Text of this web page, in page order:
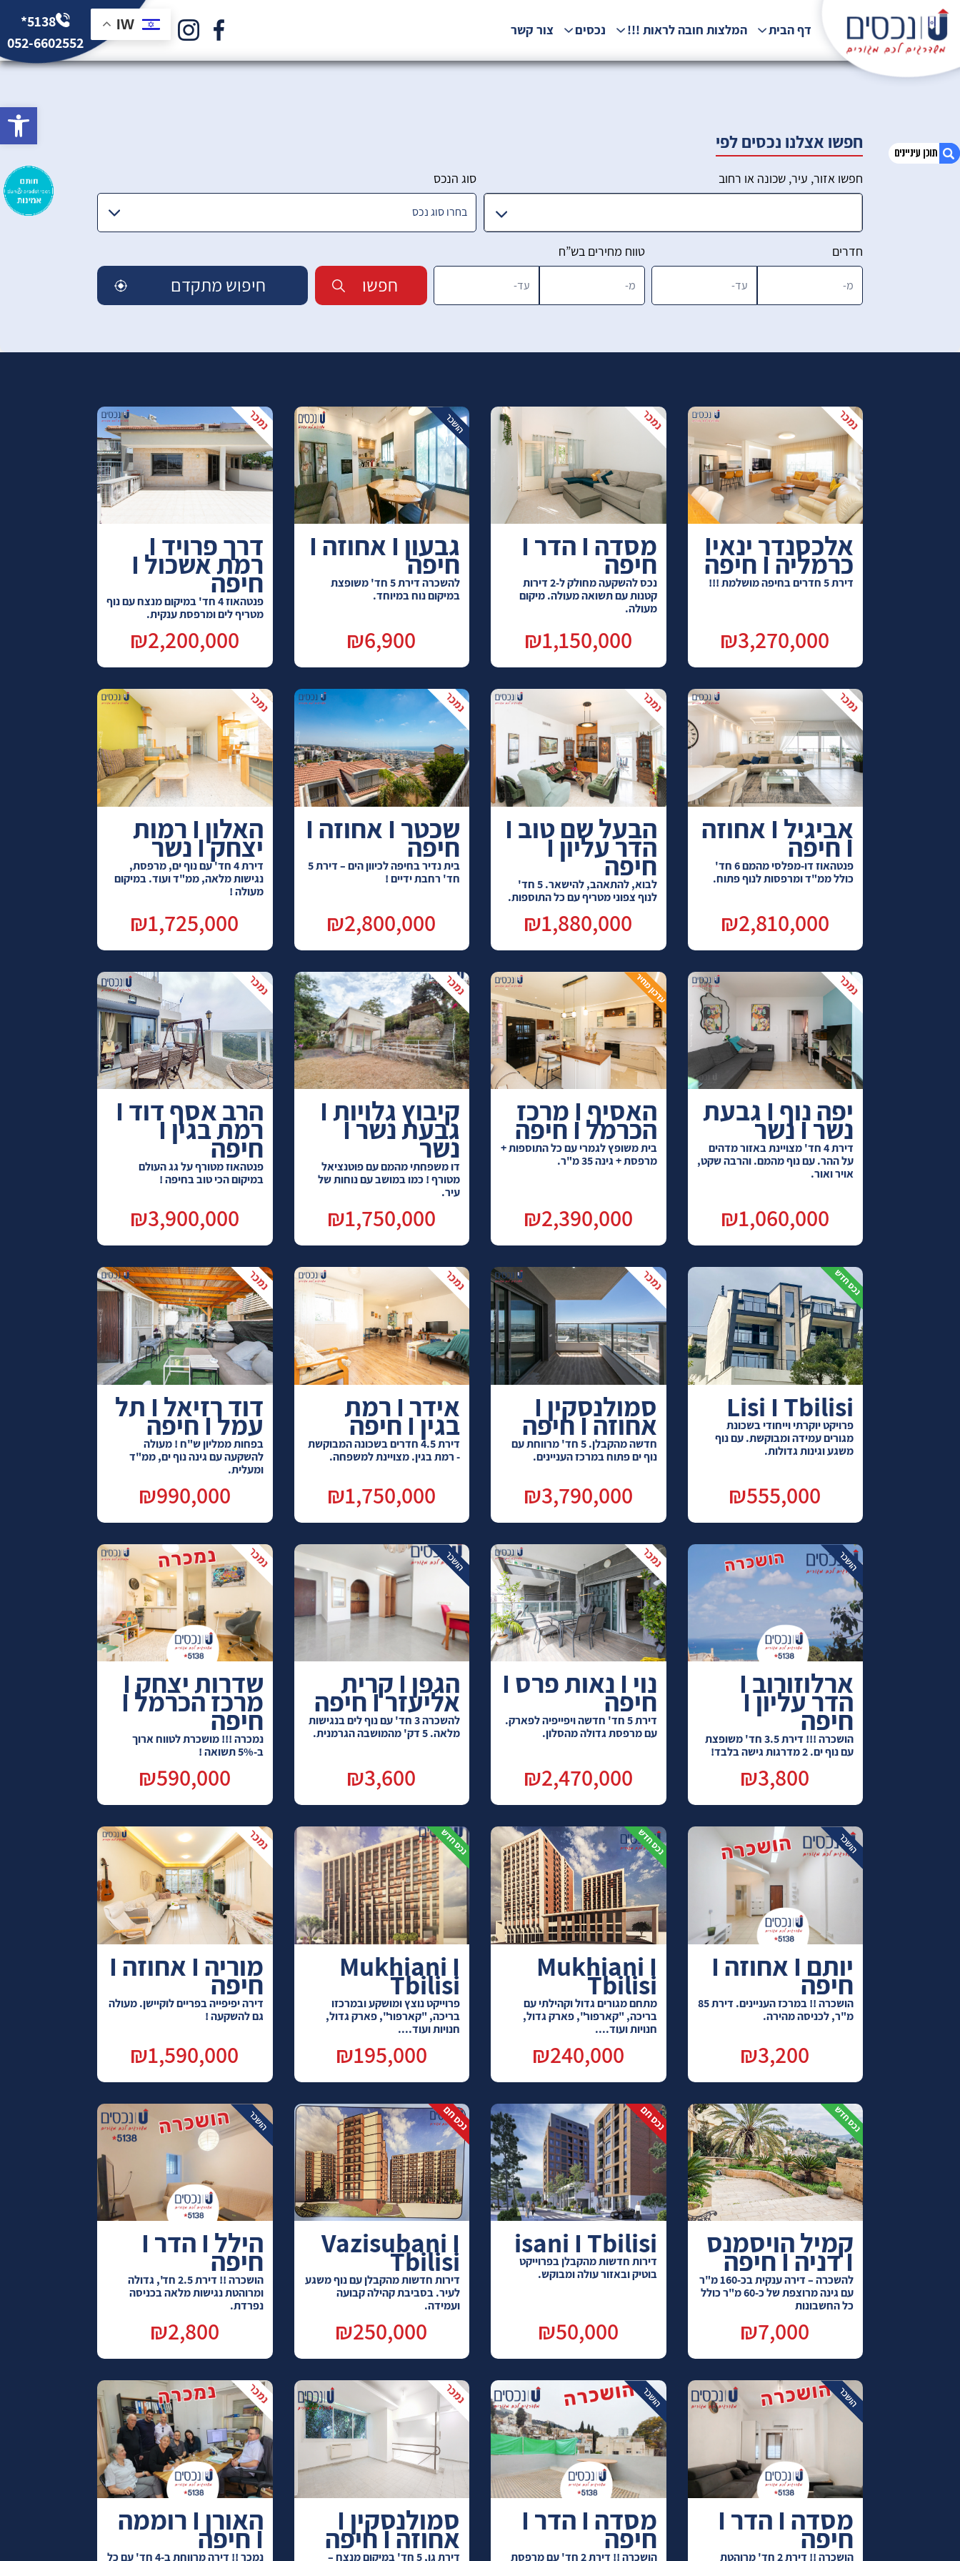
דף הבית המלצות חובה לראות !!! נכסים צור קשר IW
*5138
052-6602552
חפשו אצלנו נכסים לפי
חפשו אזור, עיר, שכונה או רחוב סוג הנכס
חדרים טווח מחירים בש”ח
חפשו חיפוש מתקדם
אלכסנדר ינאיI
כרמליה I חיפה
דירת 5 חדרים בחיפה מושלמת !!!
₪3,270,000
מסדה I הדר I
חיפה
נכס להשקעה מחולק ל-2 דירות
קטנות עם תשואה מעולה. מיקום
מעולה.
₪1,150,000
גבעון I אחוזה I
חיפה
להשכרה דירת 5 חד' משופצת
במיקום נוח במיוחד.
₪6,900
דרך פרויד I
רמת אשכול I
חיפה
פנטהאוז 4 חד' במיקום מנצח עם נוף
מטריף לים ומרפסת ענקית.
₪2,200,000
אביגיל I אחוזה
I חיפה
פנטהאוז דו-מפלסי מהמם 6 חד'
כולל ממ"ד ומרפסות לנוף פתוח.
₪2,810,000
הבעל שם טוב I
הדר עליון I
חיפה
לבוא, להתאהב, להישאר. 5 חד'
לנוף צפוני מטריף עם כל התוספות.
₪1,880,000
שכטר I אחוזה I
חיפה
בית נדיר בחיפה לכיוון הים – דירת 5
חד' רחבת ידיים !
₪2,800,000
האלון I רמות
יצחק I נשר
דירת 4 חד' עם נוף ים, מרפסת,
נגישות מלאה, ממ"ד ועוד. במיקום
מעולה !
₪1,725,000
יפה נוף I גבעת
נשר I נשר
דירת 4 חד' מצויינת באזור מדהים
על ההר. עם נוף מהמם. והרבה שקט,
אויר ואור.
₪1,060,000
האסיף I מרכז
הכרמל I חיפה
בית משופץ לגמרי עם כל התוספות +
מרפסת + גינה 35 מ"ר.
₪2,390,000
קיבוץ גלויות I
גבעת נשר I
נשר
דו משפחתי מהמם עם פוטנציאל
מטורף ! כמו במושב עם נוחות של
עיר.
₪1,750,000
הרב אסף דוד I
רמת בגין I
חיפה
פנטהאוז מטורף על גג העולם
במיקום הכי טוב בחיפה !
₪3,900,000
Lisi I Tbilisi
פרויקט יוקרתי וייחודי בשכונת
מגורים עמידה ומבוקשת. עם נוף
משגע וגינות גדולות.
₪555,000
סמולנסקין I
אחוזה I חיפה
חדשה מהקבלן. 5 חד' מרווחת עם
נוף ים פתוח במרכז העניינים.
₪3,790,000
אידר I רמת
בגין I חיפה
דירת 4.5 חדרים בשכונה המבוקשת
- רמת בגין. מצויינת למשפחה.
₪1,750,000
דוד רזיאל I תל
עמל I חיפה
בפחות ממליון ש"ח ! מעולה
להשקעה עם גינה נוף ים, ממ"ד
ומעלית.
₪990,000
ארלוזורוב I
הדר עליון I
חיפה
הושכרה !!! דירת 3.5 חד' משופצת
עם נוף ים. 2 מדרגות גישה בלבד!
₪3,800
נוי I נאות פרס I
חיפה
דירת 5 חד' חדשה ויפייפיה לפארק.
עם מרפסת גדולה מהסלון.
₪2,470,000
הגפן I קרית
אליעזר I חיפה
להשכרה 3 חד' עם נוף לים בנגישות
מלאה. 5 דק' מהמושבה הגרמנית.
₪3,600
שדרות יצחק I
מרכז הכרמל I
חיפה
נמכרה !!! מושכרת לטווח ארוך
ב-5% תשואה !
₪590,000
יותם I אחוזה I
חיפה
הושכרה !! במרכז העניינים. דירת 85
מ"ר, לכניסה מהירה.
₪3,200
Mukhiani I
Tbilisi
מתחם מגורים גדול וקהילתי עם
בריכה, "קארפור", פארק גדול,
חנויות ועוד....
₪240,000
Mukhiani I
Tbilisi
פרוייקט נוצץ ומושקע ובמרכזו
בריכה, "קארפור", פארק גדול,
חנויות ועוד....
₪195,000
מוריה I אחוזה I
חיפה
דירה יפיפייה בפריים לוקיישן. מעולה
גם להשקעה !
₪1,590,000
קמיל הויסמנס
I דניה I חיפה
להשכרה – דירה ענקית בכ-160 מ"ר
עם גינה מרוצפת של כ-60 מ"ר כולל
כל החשבונות
₪7,000
isani I Tbilisi
דירות חדשות מהקבלן בפרוייקט
בוטיק ובאזור עולה ומבוקש.
₪50,000
Vazisubani I
Tbilisi
דירות חדשות מהקבלן עם נוף משגע
לעיר. בסביבת קהילה קבועה
ועמידה.
₪250,000
הילל I הדר I
חיפה
הושכרה !! דירת 2.5 חד', גדולה
ומרוהטת נגישות מלאה בכניסה
נפרדת.
₪2,800
מסדה I הדר I
חיפה
הושכרה !! דירת 2 חד' מרוהטת
מסדה I הדר I
חיפה
הושכרה !! דירת 2 חד' עם מרפסת
סמולנסקין I
אחוזה I חיפה
דירת גן, 5 חד' במיקום מנצח –
האורן I רוממה
I חיפה
נמכר !! דירה מרווחת ב-4 חד' עם כל